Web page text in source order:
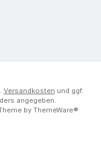
Versandkosten und ggf.
angegeben.
by ThemeWare®